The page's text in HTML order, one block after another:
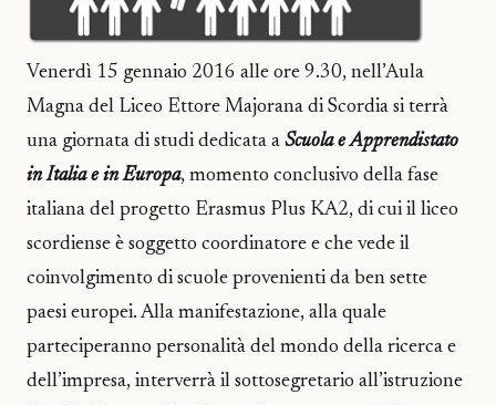
Venerdì 15 gennaio 2016 alle ore 9.30, nell’Aula
Magna del Liceo Ettore Majorana di Scordia si terrà
una giornata di studi dedicata a Scuola e Apprendistato
in Italia e in Europa, momento conclusivo della fase
italiana del progetto Erasmus Plus KA2, di cui il liceo
scordiense è soggetto coordinatore e che vede il
coinvolgimento di scuole provenienti da ben sette
paesi europei. Alla manifestazione, alla quale
parteciperanno personalità del mondo della ricerca e
dell’impresa, interverrà il sottosegretario all’istruzione